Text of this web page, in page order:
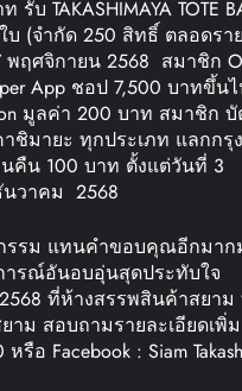
บ TAKASHIMAYA TOTE
(จำกัด 250 สิทธิ์ ตลอดรา
ฤศจิกายน 2568 สมาชิก
App ชอป 7,500 บาทขึ้น
มูลค่า 200 บาท สมาชิก บั
ชิมายะ ทุกประเภท แลกกรุ
นคืน 100 บาท ตั้งแต่วันที่ 3
วาคม 2568
รรม แทนคำขอบคุณอีกมาก
ารณ์อันอบอุ่นสุดประทับใ
ที่ห้างสรรพสินค้าสยา
าม สอบถามรายละเอียดเพิ่
รือ Facebook : Siam